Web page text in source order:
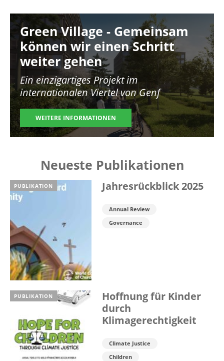
Image
Green Village - Gemeinsam
können wir einen Schritt
weiter gehen
Ein einzigartiges Projekt im
internationalen Viertel von Genf
WEITERE INFORMATIONEN
Neueste Publikationen
PUBLIKATION Jahresrückblick 2025
Annual Review
Governance
PUBLIKATION
Hoffnung für Kinder
durch
Klimagerechtigkeit
Climate Justice
Children